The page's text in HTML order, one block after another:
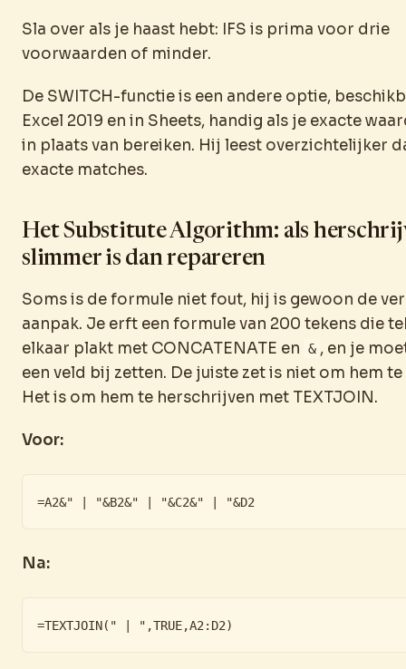
Sla over als je haast hebt: IFS is prima voor drie
voorwaarden of minder.
De SWITCH-functie is een andere optie,
Excel 2019 en in Sheets, handig als je exacte
in plaats van bereiken. Hij leest overzichtelijker
exacte matches.
Het Substitute Algorithm: als
slimmer is dan repareren
Soms is de formule niet fout, hij is gewoon de
aanpak. Je erft een formule van 200 tekens die
elkaar plakt met CONCATENATE en & , en je
een veld bij zetten. De juiste zet is niet om hem
Het is om hem te herschrijven met TEXTJOIN.
Voor:
=A2&" | "&B2&" | "&C2&" | "&D2
Na:
=TEXTJOIN(" | ",TRUE,A2:D2)